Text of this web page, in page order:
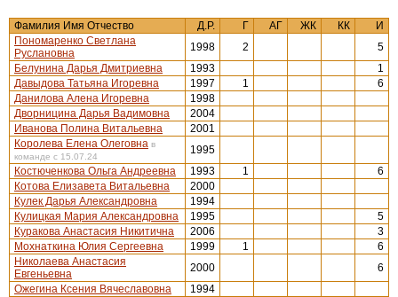
Фамилия Имя Отчество Д.Р. Г АГ ЖК КК
И
Пономаренко Светлана
Руслановна
1998 2
5
Белунина Дарья Дмитриевна
1993
1
Давыдова Татьяна Игоревна
1997 1
6
Данилова Алена Игоревна
1998
Дворницина Дарья Вадимовна
2004
Иванова Полина Витальевна
2001
Королева Елена Олеговна в
команде с 15.07.24
1995
Костюченкова Ольга Андреевна
1993 1
6
Котова Елизавета Витальевна
2000
Кулек Дарья Александровна
1994
Кулицкая Мария Александровна
1995
5
Куракова Анастасия Никитична
2006
3
Мохнаткина Юлия Сергеевна
1999 1
6
Николаева Анастасия
Евгеньевна
2000
6
Ожегина Ксения Вячеславовна
1994